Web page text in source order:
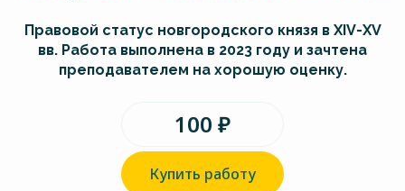
Правовой статус новгородского князя в XIV-XV
вв. Работа выполнена в 2023 году и зачтена
преподавателем на хорошую оценку.
100 ₽
Купить работу